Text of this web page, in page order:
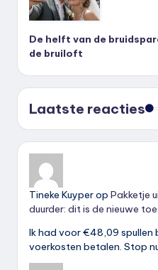
De helft van de
de bruiloft
Laatste reacties
Tineke Kuyperop Pakketje
duurder: dit is de nieuwe
Ik had voor €48,09 spullen
voerkosten betalen. Stop